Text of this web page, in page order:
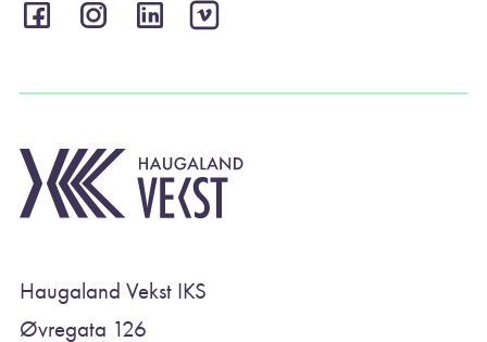
Haugaland Vekst IKS
Øvregata 126